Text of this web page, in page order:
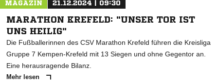
MAGAZIN 21.12.2024 | 09:30
MARATHON KREFELD: "UNSER TOR IST
UNS HEILIG"
Die Fußballerinnen des CSV Marathon Krefeld führen die Kreisliga
Gruppe 7 Kempen-Krefeld mit 13 Siegen und ohne Gegentor an.
Eine herausragende Bilanz.
Mehr lesen